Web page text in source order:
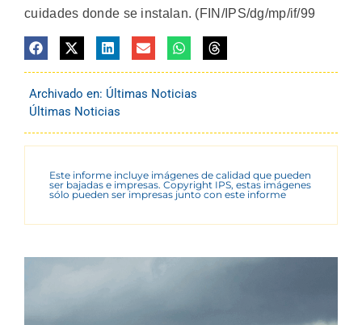
cuidades donde se instalan. (FIN/IPS/dg/mp/if/99
Archivado en: Últimas Noticias
Últimas Noticias
Este informe incluye imágenes de calidad que pueden
ser bajadas e impresas. Copyright IPS, estas imágenes
sólo pueden ser impresas junto con este informe